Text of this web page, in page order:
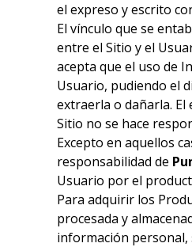
el expreso y escrito
El vínculo que se
entre el Sitio y el
acepta que el uso de
Usuario, pudiendo el
extraerla o dañarla.
Sitio no se hace
Excepto en aquellos
responsabilidad de
Usuario por el
Para adquirir los
procesada y
información